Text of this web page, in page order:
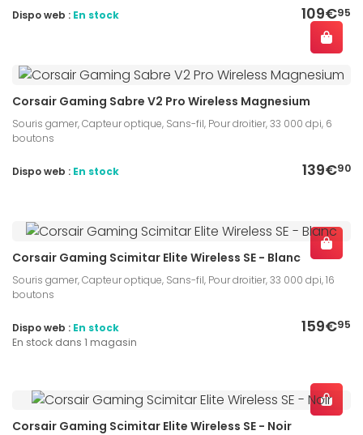
109€95
Dispo web : En stock
Corsair Gaming Sabre V2 Pro Wireless Magnesium
Souris gamer, Capteur optique, Sans-fil, Pour droitier, 33 000 dpi, 6
boutons
139€90
Dispo web : En stock
Corsair Gaming Scimitar Elite Wireless SE - Blanc
Souris gamer, Capteur optique, Sans-fil, Pour droitier, 33 000 dpi, 16
boutons
159€95
Dispo web : En stock
En stock dans 1 magasin
Corsair Gaming Scimitar Elite Wireless SE - Noir